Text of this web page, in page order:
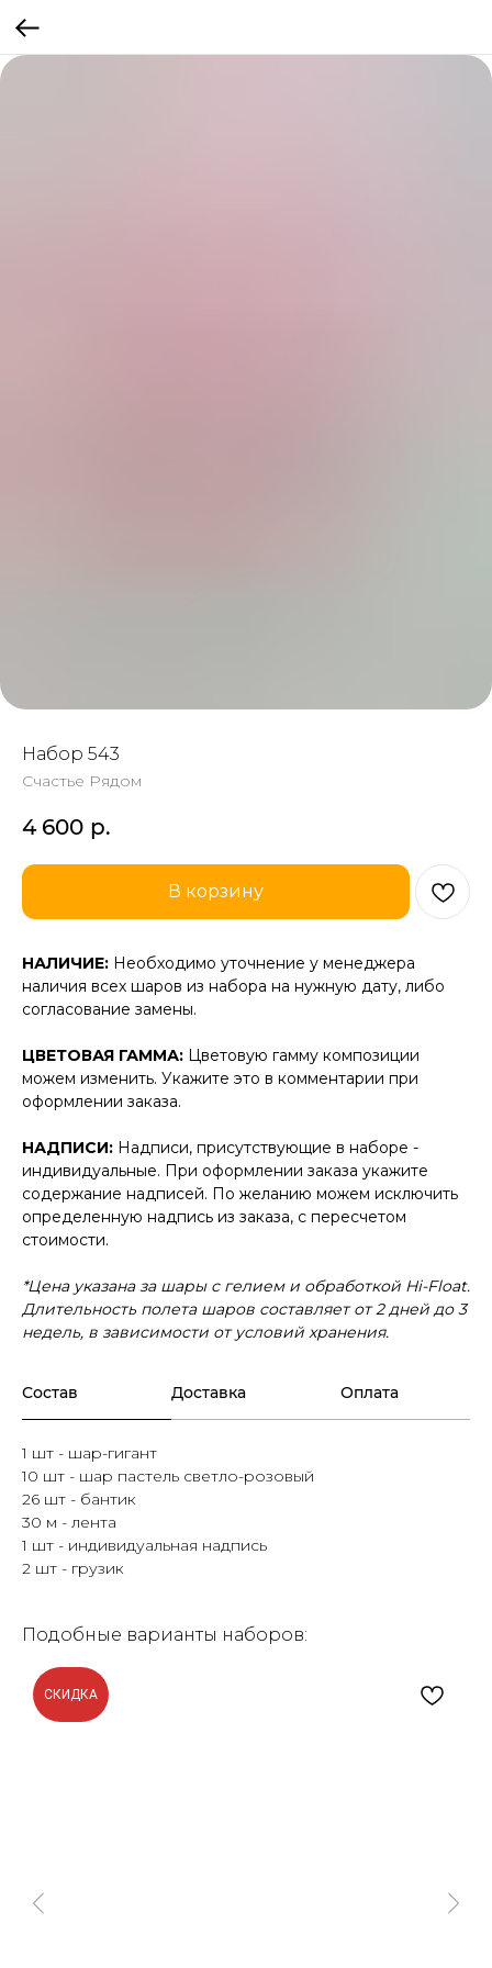
Набор 543
Счастье Рядом
4 600 р.
В корзину
НАЛИЧИЕ: Необходимо уточнение у менеджера
наличия всех шаров из набора на нужную дату, либо
согласование замены.
ЦВЕТОВАЯ ГАММА: Цветовую гамму композиции
можем изменить. Укажите это в комментарии при
оформлении заказа.
НАДПИСИ: Надписи, присутствующие в наборе -
индивидуальные. При оформлении заказа укажите
содержание надписей. По желанию можем исключить
определенную надпись из заказа, с пересчетом
стоимости.
*Цена указана за шары с гелием и обработкой Hi-Float.
Длительность полета шаров составляет от 2 дней до 3
недель, в зависимости от условий хранения.
Состав Доставка Оплата
1 шт - шар-гигант
10 шт - шар пастель светло-розовый
26 шт - бантик
30 м - лента
1 шт - индивидуальная надпись
2 шт - грузик
Подобные варианты наборов:
СКИДКА